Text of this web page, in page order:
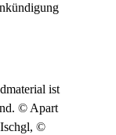
ist
© Apart
Ischgl, ©